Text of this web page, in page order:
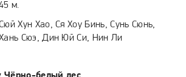
м.
Хун Хао, Ся Хоу Бинь, Сунь Сюнь,
Сюэ, Дин Юй Си, Нин Ли